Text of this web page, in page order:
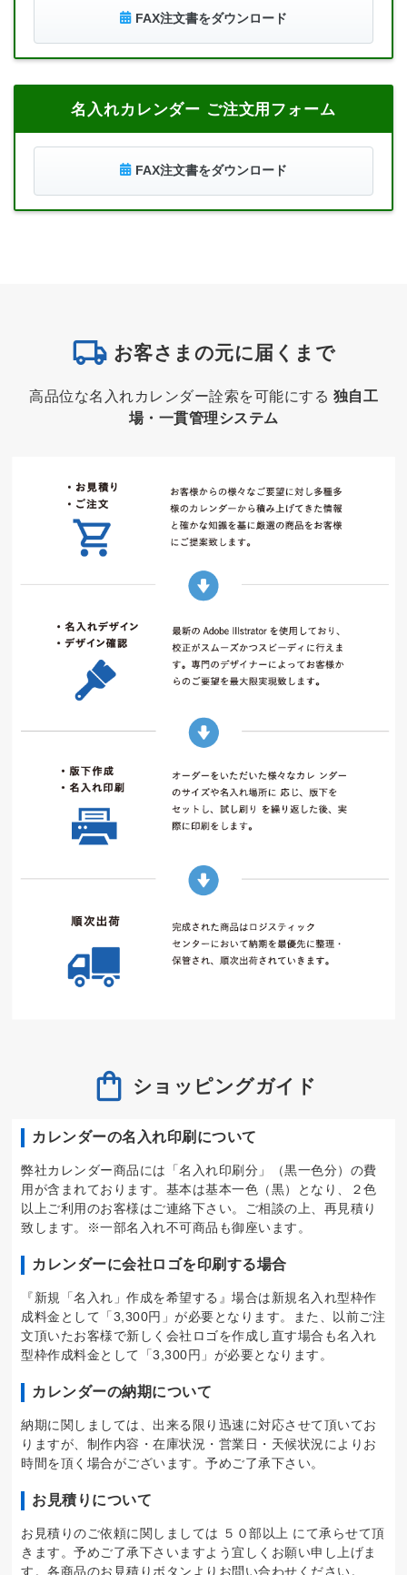
FAX注文書をダウンロード
名入れカレンダー ご注文用フォーム
FAX注文書をダウンロード
お客さまの元に届くまで
高品位な名入れカレンダー詮索を可能にする 独自工
場・一貫管理システム
ショッピングガイド
カレンダーの名入れ印刷について
弊社カレンダー商品には「名入れ印刷分」（黒一色分）の費
用が含まれております。基本は基本一色（黒）となり、２色
以上ご利用のお客様はご連絡下さい。ご相談の上、再見積り
致します。※一部名入れ不可商品も御座います。
カレンダーに会社ロゴを印刷する場合
『新規「名入れ」作成を希望する』場合は新規名入れ型枠作
成料金として「3,300円」が必要となります。また、以前ご注
文頂いたお客様で新しく会社ロゴを作成し直す場合も名入れ
型枠作成料金として「3,300円」が必要となります。
カレンダーの納期について
納期に関しましては、出来る限り迅速に対応させて頂いてお
りますが、制作内容・在庫状況・営業日・天候状況によりお
時間を頂く場合がございます。予めご了承下さい。
お見積りについて
お見積りのご依頼に関しましては ５０部以上 にて承らせて頂
きます。予めご了承下さいますよう宜しくお願い申し上げま
す。各商品のお見積りボタンよりお問い合わせください。